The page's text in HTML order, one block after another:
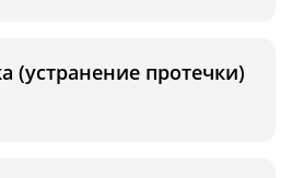
(устранение протечки)